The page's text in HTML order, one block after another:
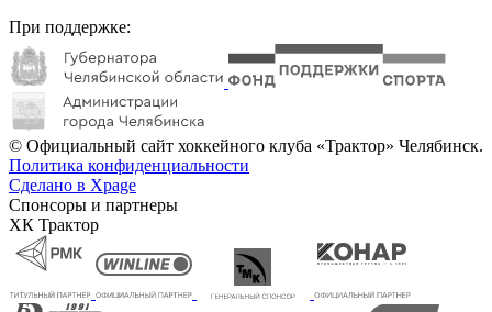
При поддержке:
© Официальный сайт хоккейного клуба «Трактор» Челябинск.
Политика конфиденциальности
Сделано в Xpage
Спонсоры и партнеры
ХК Трактор